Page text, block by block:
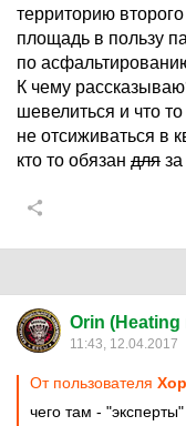
территорию
площадь в пользу
по
К чему
шевелиться и что
не отсиживаться в
кто то обязан для
Orin
11:43, 12.04.2017
От пользователя
чего там -